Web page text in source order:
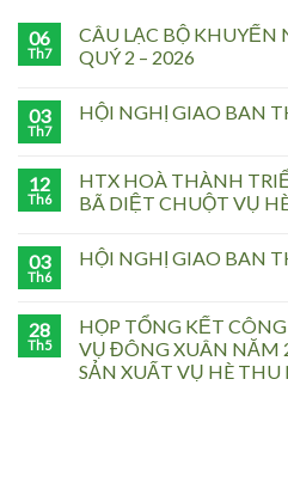
06
Th7
CÂU LẠC BỘ
QUÝ 2 – 2026
03
Th7
HỘI NGHỊ GIAO BAN
12
Th6
HTX HOÀ THÀNH
BÃ DIỆT CHUỘT VỤ
03
Th6
HỘI NGHỊ GIAO BAN
28
Th5
HỌP TỔNG KẾT
VỤ ĐÔNG XUÂN NĂM
SẢN XUẤT VỤ HÈ